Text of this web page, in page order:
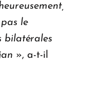
le
bilatérales
», a-t-il